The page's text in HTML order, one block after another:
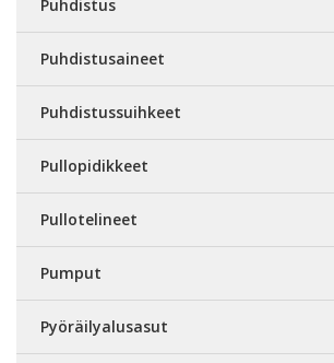
Puhdistus
Puhdistusaineet
Puhdistussuihkeet
Pullopidikkeet
Pullotelineet
Pumput
Pyöräilyalusasut